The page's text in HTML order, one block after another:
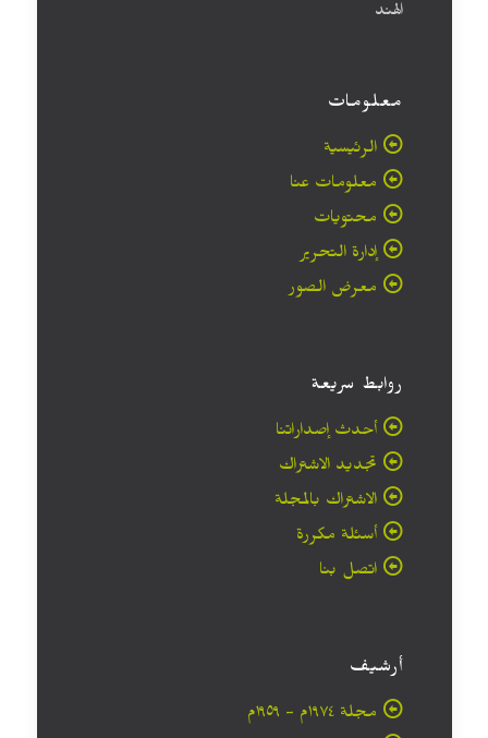
الهند
معلومات
الرئيسية
معلومات عنا
محتويات
إدارة التحرير
معرض الصور
روابط سريعة
أحدث إصداراتنا
تجديد الاشتراك
الاشتراك بالمجلة
أسئلة مكررة
اتصل بنا
أرشيف
مجلة ۱۹۷٤م - ١٩٥٩م